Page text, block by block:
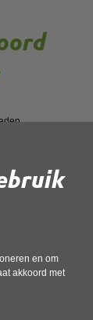
en om
akkoord met